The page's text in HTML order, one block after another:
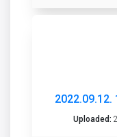
2022.09.12.
Uploaded: